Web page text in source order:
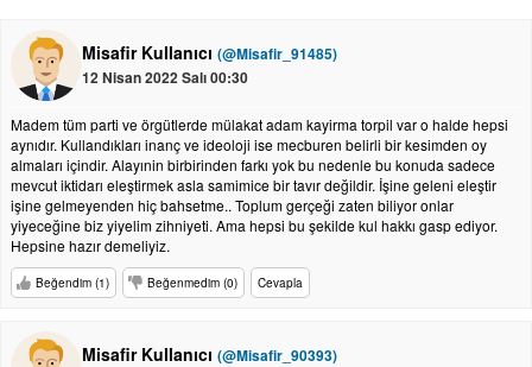
Misafir Kullanıcı (@Misafir_91485)
12 Nisan 2022 Salı 00:30
Madem tüm parti ve örgütlerde mülakat adam kayirma torpil var o halde hepsi
aynıdır. Kullandıkları inanç ve ideoloji ise mecburen belirli bir kesimden oy
almaları içindir. Alayınin birbirinden farkı yok bu nedenle bu konuda sadece
mevcut iktidarı eleştirmek asla samimice bir tavır değildir. İşine geleni eleştir
işine gelmeyenden hiç bahsetme.. Toplum gerçeği zaten biliyor onlar
yiyeceğine biz yiyelim zihniyeti. Ama hepsi bu şekilde kul hakkı gasp ediyor.
Hepsine hazır demeliyiz.
Beğendim (1) Beğenmedim (0) Cevapla
Misafir Kullanıcı (@Misafir_90393)